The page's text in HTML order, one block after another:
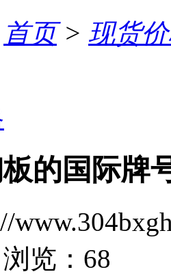
首页> 现货
的国际牌
览： 68